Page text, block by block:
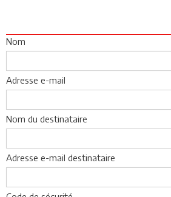
Nom
Adresse e-mail
Nom du destinataire
Adresse e-mail destinataire